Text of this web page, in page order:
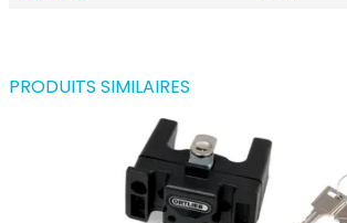
PRODUITS SIMILAIRES